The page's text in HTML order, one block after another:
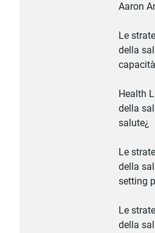
Aaron
Le
della
Health
della
salute¿
Le
della
setting
Le
della